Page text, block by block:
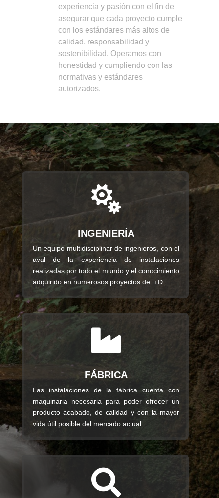
experiencia y pasión con el fin de
asegurar que cada proyecto cumple
con los estándares más altos de
calidad, responsabilidad y
sostenibilidad. Operamos con
honestidad y cumpliendo con las
normativas y estándares
autorizados.

INGENIERÍA
Un equipo multidisciplinar de ingenieros, con el
aval de la experiencia de instalaciones
realizadas por todo el mundo y el conocimiento
adquirido en numerosos proyectos de I+D

FÁBRICA
Las instalaciones de la fábrica cuenta con
maquinaria necesaria para poder ofrecer un
producto acabado, de calidad y con la mayor
vida útil posible del mercado actual.
